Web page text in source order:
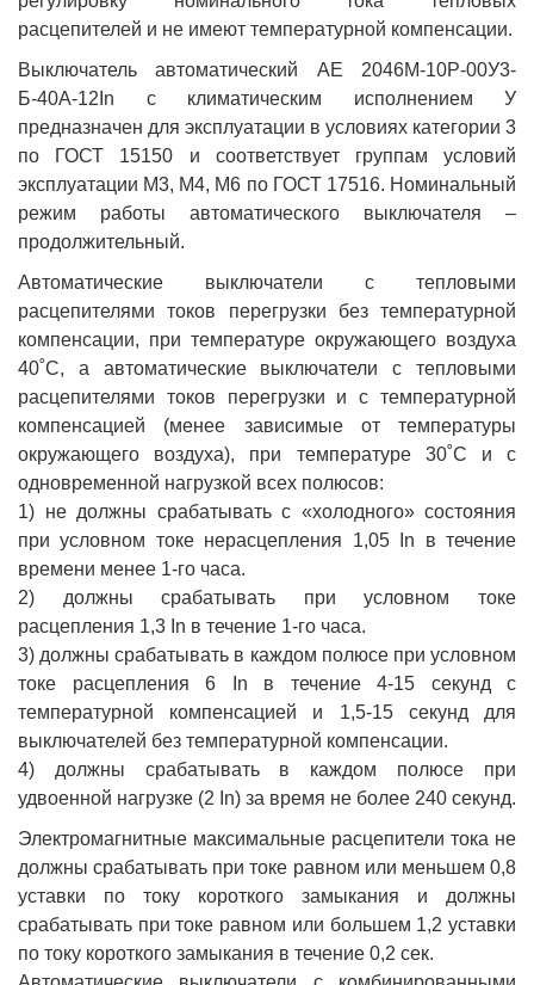
расцепителей и не имеют температурной компенсации.
Выключатель автоматический АЕ 2046М-10Р-00У3-
Б-40А-12In с климатическим исполнением У
предназначен для эксплуатации в условиях категории 3
по ГОСТ 15150 и соответствует группам условий
эксплуатации М3, М4, М6 по ГОСТ 17516. Номинальный
режим работы автоматического выключателя –
продолжительный.
Автоматические выключатели с тепловыми
расцепителями токов перегрузки без температурной
компенсации, при температуре окружающего воздуха
40˚С, а автоматические выключатели с тепловыми
расцепителями токов перегрузки и с температурной
компенсацией (менее зависимые от температуры
окружающего воздуха), при температуре 30˚С и с
одновременной нагрузкой всех полюсов:
1) не должны срабатывать с «холодного» состояния
при условном токе нерасцепления 1,05 In в течение
времени менее 1-го часа.
2) должны срабатывать при условном токе
расцепления 1,3 In в течение 1-го часа.
3) должны срабатывать в каждом полюсе при условном
токе расцепления 6 In в течение 4-15 секунд с
температурной компенсацией и 1,5-15 секунд для
выключателей без температурной компенсации.
4) должны срабатывать в каждом полюсе при
удвоенной нагрузке (2 In) за время не более 240 секунд.
Электромагнитные максимальные расцепители тока не
должны срабатывать при токе равном или меньшем 0,8
уставки по току короткого замыкания и должны
срабатывать при токе равном или большем 1,2 уставки
по току короткого замыкания в течение 0,2 сек.